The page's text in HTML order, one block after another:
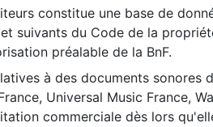
constitue une base de
suivants du Code de la
préalable de la BnF.
à des documents sonores
Universal Music France,
commerciale dès lors